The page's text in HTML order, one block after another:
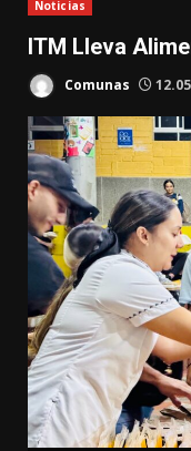
Noticias
ITM Lleva
Comunas